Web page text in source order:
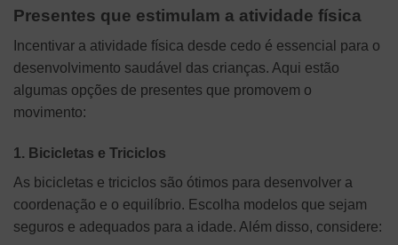
Presentes que estimulam a atividade física
Incentivar a atividade física desde cedo é essencial para o
desenvolvimento saudável das crianças. Aqui estão
algumas opções de presentes que promovem o
movimento:
1. Bicicletas e Triciclos
As bicicletas e triciclos são ótimos para desenvolver a
coordenação e o equilíbrio. Escolha modelos que sejam
seguros e adequados para a idade. Além disso, considere: